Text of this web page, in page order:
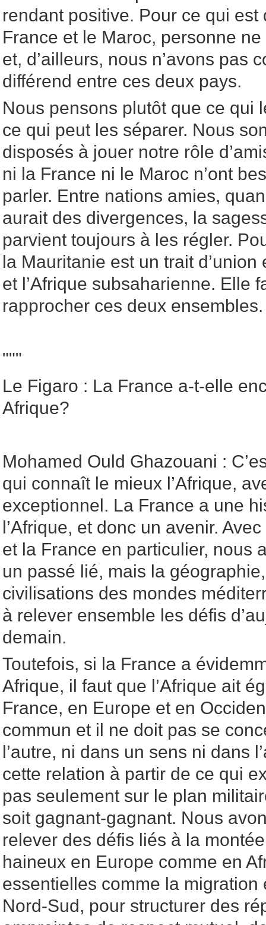
rendant positive. Pour ce qui
France et le Maroc, personne
et, d’ailleurs, nous n’avons pas
différend entre ces deux pays.
Nous pensons plutôt que ce qui
ce qui peut les séparer. Nous
disposés à jouer notre rôle
ni la France ni le Maroc n’ont
parler. Entre nations amies,
aurait des divergences, la
parvient toujours à les régler.
la Mauritanie est un trait
et l’Afrique subsaharienne. Elle
rapprocher ces deux ensembles.
"""
Le Figaro : La France a-t-elle
Afrique?
Mohamed Ould Ghazouani :
qui connaît le mieux l’Afrique,
exceptionnel. La France a une
l’Afrique, et donc un avenir.
et la France en particulier, nous
un passé lié, mais la
civilisations des mondes
à relever ensemble les défis
demain.
Toutefois, si la France a
Afrique, il faut que l’Afrique ait
France, en Europe et en
commun et il ne doit pas se
l’autre, ni dans un sens ni dans
cette relation à partir de ce qui
pas seulement sur le plan
soit gagnant-gagnant. Nous
relever des défis liés à la
haineux en Europe comme en
essentielles comme la migration
Nord-Sud, pour structurer des